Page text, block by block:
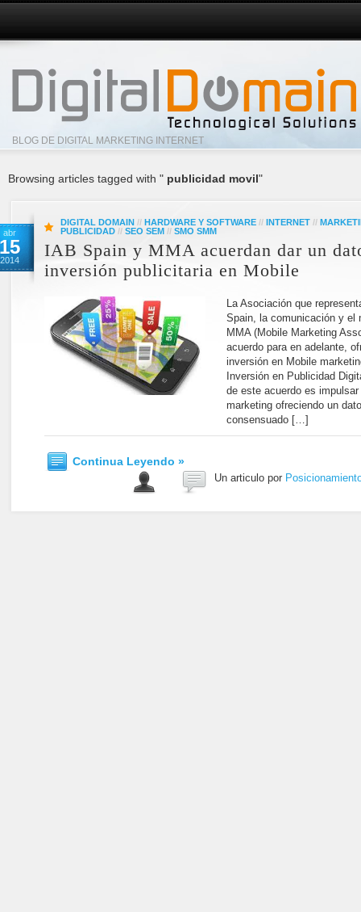
BLOG DE DIGITAL MARKETING INTERNET
Browsing articles tagged with " publicidad movil"
abr
15
2014
DIGITAL DOMAIN // HARDWARE Y SOFTWARE // INTERNET //
PUBLICIDAD // SEO SEM // SMO SMM
IAB Spain y MMA acuerdan dar un
inversión publicitaria en Mobile
La Asociación que
Spain, la comunicación y el
MMA (Mobile Marketing
acuerdo para en adelante,
inversión en Mobile
Inversión en Publicidad
de este acuerdo es
marketing ofreciendo un
consensuado […]
Continua Leyendo »
Un articulo por